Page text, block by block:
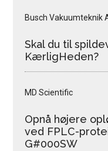
Busch Vakuumteknik
Skal du til
KærligHeden?
MD Scientific
Opnå højere
ved FPLC-
G#000SW